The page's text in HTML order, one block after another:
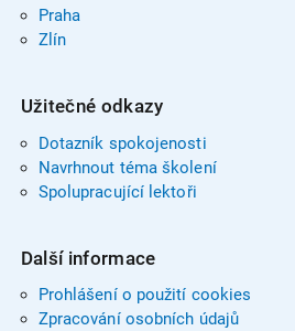
Praha
Zlín
Užitečné odkazy
Dotazník spokojenosti
Navrhnout téma školení
Spolupracující lektoři
Další informace
Prohlášení o použití cookies
Zpracování osobních údajů